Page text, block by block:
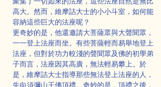
高大。然而，維摩詰大士的小小斗室，如何能
容納這些巨大的法座呢？
更奇妙的是，他還邀請大菩薩眾與大聲聞眾，
一一登上法座而坐。有些菩薩輕而易舉地登上
法座，但對於功力較淺的聲聞眾及佛的初學弟
子而言，法座因其高廣，無法輕易攀上。於
是，維摩詰大士指導那些無法登上法座的人，
先向須彌山王佛頂禮。奇妙的是，頂禮之後，